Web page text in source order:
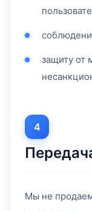
защиту от
4
Мы не